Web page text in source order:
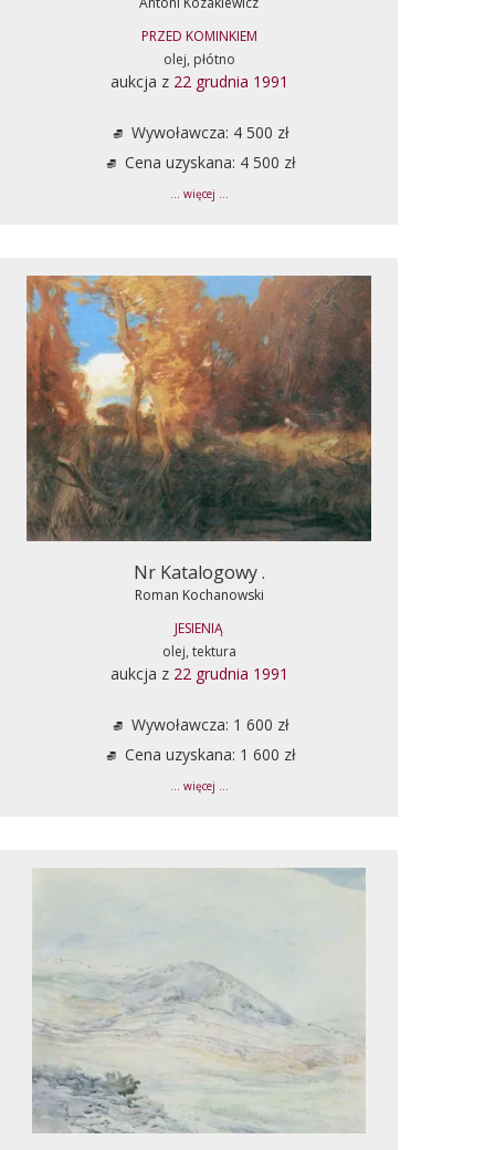
PRZED KOMINKIEM
olej, płótno
aukcja z 22 grudnia 1991
Wywoławcza: 4 500 zł
Cena uzyskana: 4 500 zł
... więcej ...
Nr Katalogowy .
Roman Kochanowski
JESIENIĄ
olej, tektura
aukcja z 22 grudnia 1991
Wywoławcza: 1 600 zł
Cena uzyskana: 1 600 zł
... więcej ...